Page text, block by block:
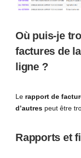
Où puis-je
factures de
ligne ?
Le rapport de
d’autres peut être
Rapports et